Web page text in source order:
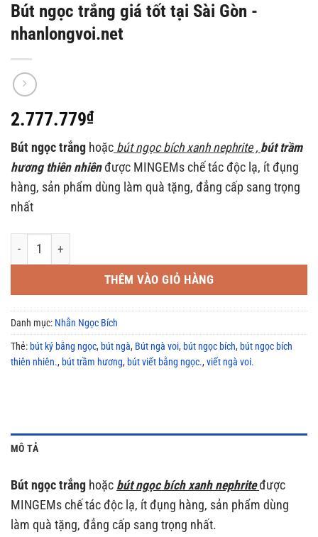
Bút ngọc trắng giá tốt tại Sài Gòn -
nhanlongvoi.net
2.777.779₫
Bút ngọc trắng hoặc bút ngọc bích xanh nephrite , bút trầm
hương thiên nhiên được MINGEMs chế tác độc lạ, ít đụng
hàng, sản phẩm dùng làm quà tặng, đẳng cấp sang trọng
nhất
Bút ngọc trắng giá tốt tại Sài Gòn -nhanlongvoi.net số lượng
THÊM VÀO GIỎ HÀNG
Danh mục: Nhẫn Ngọc Bích
Thẻ: bút ký bằng ngọc, bút ngà, Bút ngà voi, bút ngọc bích, bút ngọc bích
thiên nhiên., bút trầm hương, bút viết bằng ngọc., viết ngà voi.
MÔ TẢ
Bút ngọc trắng hoặc bút ngọc bích xanh nephriteđược
MINGEMs chế tác độc lạ, ít đụng hàng, sản phẩm dùng
làm quà tặng, đẳng cấp sang trọng nhất.